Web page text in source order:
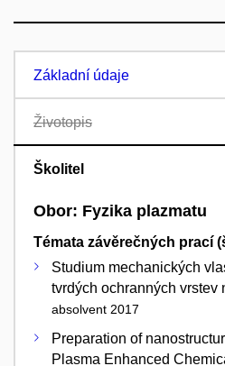
Základní údaje
Životopis
Školitel
Obor: Fyzika plazmatu
Témata závěrečných prací
Studium mechanických
tvrdých ochranných vrstev
absolvent 2017
Preparation of
Plasma Enhanced